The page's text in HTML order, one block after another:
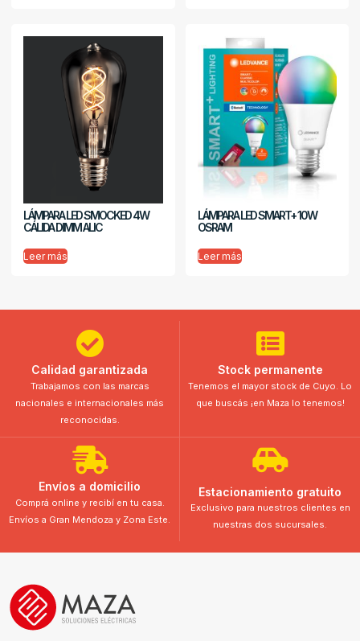
LÁMPARA LED SMOCKED 4W
CÁLIDA DIMM ALIC
Leer más
LÁMPARA LED SMART+ 10W
OSRAM
Leer más
Calidad garantizada
Trabajamos con las marcas
nacionales e internacionales más
reconocidas.
Stock permanente
Tenemos el mayor stock de Cuyo. Lo
que buscás ¡en Maza lo tenemos!
Envíos a domicilio
Comprá online y recibí en tu casa.
Envíos a Gran Mendoza y Zona Este.
Estacionamiento gratuito
Exclusivo para nuestros clientes en
nuestras dos sucursales.